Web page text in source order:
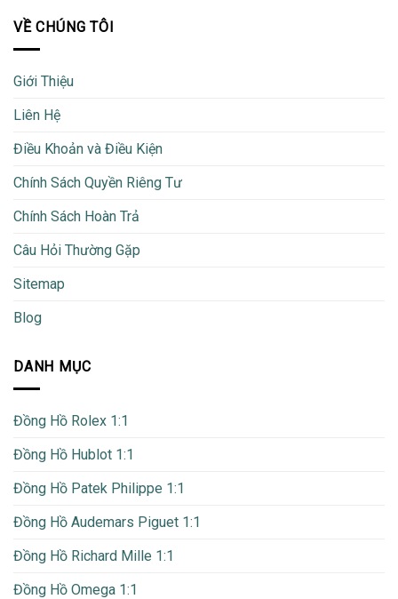
VỀ CHÚNG TÔI
Giới Thiệu
Liên Hệ
Điều Khoản và Điều Kiện
Chính Sách Quyền Riêng Tư
Chính Sách Hoàn Trả
Câu Hỏi Thường Gặp
Sitemap
Blog
DANH MỤC
Đồng Hồ Rolex 1:1
Đồng Hồ Hublot 1:1
Đồng Hồ Patek Philippe 1:1
Đồng Hồ Audemars Piguet 1:1
Đồng Hồ Richard Mille 1:1
Đồng Hồ Omega 1:1